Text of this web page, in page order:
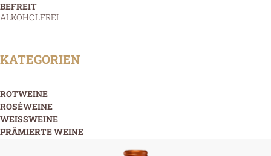
BEFREIT
ALKOHOLFREI
KATEGORIEN
ROTWEINE
ROSÉWEINE
WEISSWEINE
PRÄMIERTE WEINE